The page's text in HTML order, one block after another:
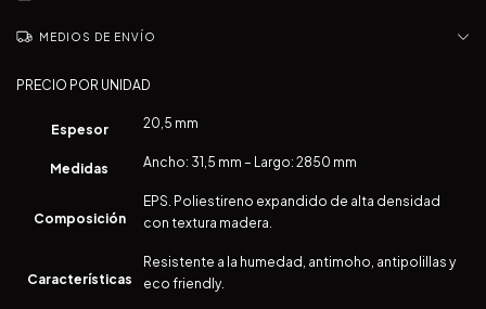
MEDIOS DE ENVÍO
PRECIO POR UNIDAD
Espesor 20,5 mm
Medidas Ancho: 31,5 mm – Largo: 2850 mm
Composición
EPS. Poliestireno expandido de alta densidad
con textura madera.
Características
Resistente a la humedad, antimoho, antipolillas y
eco friendly.